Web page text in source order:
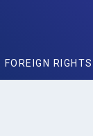
FOREIGN RIGHTS